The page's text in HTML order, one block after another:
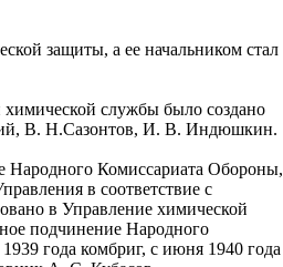
защиты, а ее начальником стал
химической службы было создано
В. Н.Сазонтов, И. В. Индюшкин.
Народного Комиссариата Обороны,
в соответствие с
в Управление химической
подчинение Народного
года комбриг, с июня 1940 года